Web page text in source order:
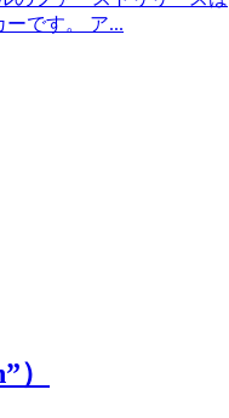
です。 ア...
）